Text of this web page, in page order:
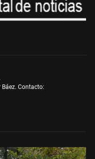
Contacto: